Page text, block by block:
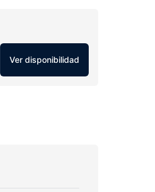
Ver disponibilidad